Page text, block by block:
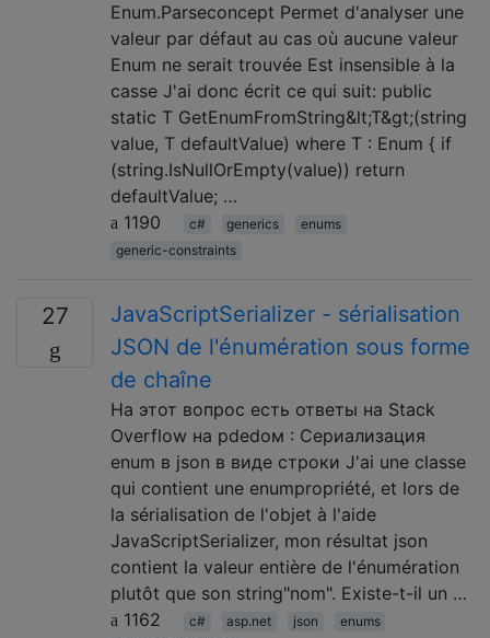
Enum.Parseconcept Permet d'analyser une
valeur par défaut au cas où aucune valeur
Enum ne serait trouvée Est insensible à la
casse J'ai donc écrit ce qui suit: public
static T GetEnumFromString&lt;T&gt;(string
value, T defaultValue) where T : Enum { if
(string.IsNullOrEmpty(value)) return
defaultValue; …
1190
c# generics
enums
generic-constraints
27
JavaScriptSerializer - sérialisation
JSON de l'énumération sous forme
de chaîne
На этот вопрос есть ответы на Stack
Overflow на рdedом : Сериализация
enum в json в виде строки J'ai une classe
qui contient une enumpropriété, et lors de
la sérialisation de l'objet à l'aide
JavaScriptSerializer, mon résultat json
contient la valeur entière de l'énumération
plutôt que son string"nom". Existe-t-il un …
1162
c# asp.net json
enums